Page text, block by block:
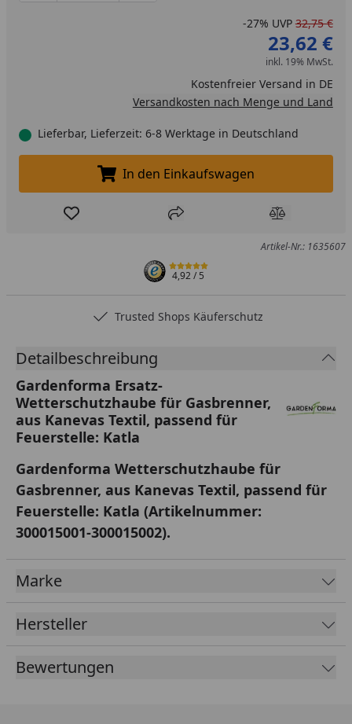
-27% UVP 32,75 €
23,62 €
inkl. 19% MwSt.
Kostenfreier Versand in DE
Versandkosten nach Menge und Land
Lieferbar, Lieferzeit: 6-8 Werktage in Deutschland
In den Einkaufswagen legen
In den Einkaufswagen
Produkt zur Wunschliste hinzufügen
Teilen Produkt
Artikel-Nr.: 1635607
4,92/ 5
Trusted Shops Käuferschutz
Detailbeschreibung
Gardenforma Ersatz-
Wetterschutzhaube für Gasbrenner,
aus Kanevas Textil, passend für
Feuerstelle: Katla
Gardenforma Wetterschutzhaube für
Gasbrenner, aus Kanevas Textil, passend für
Feuerstelle: Katla (Artikelnummer:
300015001-300015002).
Marke
Hersteller
Bewertungen